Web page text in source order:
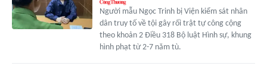
Người mẫu Ngọc Trinh bị Viện kiểm sát nhân
dân truy tố về tội gây rối trật tự công cộng
theo khoản 2 Điều 318 Bộ luật Hình sự, khung
hình phạt từ 2-7 năm tù.